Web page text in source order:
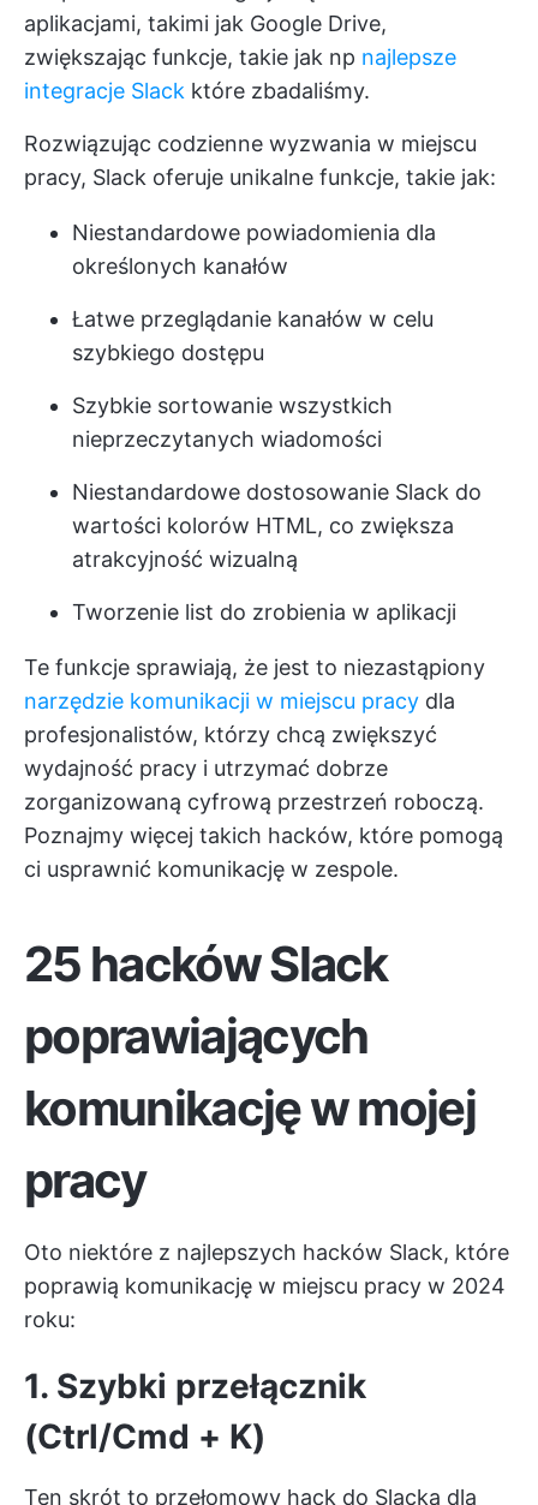
aplikacjami, takimi jak Google Drive,
zwiększając funkcje, takie jak np najlepsze
integracje Slack które zbadaliśmy.
Rozwiązując codzienne wyzwania w miejscu
pracy, Slack oferuje unikalne funkcje, takie jak:
Niestandardowe powiadomienia dla
określonych kanałów
Łatwe przeglądanie kanałów w celu
szybkiego dostępu
Szybkie sortowanie wszystkich
nieprzeczytanych wiadomości
Niestandardowe dostosowanie Slack do
wartości kolorów HTML, co zwiększa
atrakcyjność wizualną
Tworzenie list do zrobienia w aplikacji
Te funkcje sprawiają, że jest to niezastąpiony
narzędzie komunikacji w miejscu pracy dla
profesjonalistów, którzy chcą zwiększyć
wydajność pracy i utrzymać dobrze
zorganizowaną cyfrową przestrzeń roboczą.
Poznajmy więcej takich hacków, które pomogą
ci usprawnić komunikację w zespole.
25 hacków Slack
poprawiających
komunikację w mojej
pracy
Oto niektóre z najlepszych hacków Slack, które
poprawią komunikację w miejscu pracy w 2024
roku:
1. Szybki przełącznik
(Ctrl/Cmd + K)
Ten skrót to przełomowy hack do Slacka dla